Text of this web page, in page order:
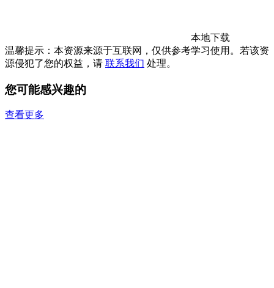
本地下载
温馨提示：本资源来源于互联网，仅供参考学习使用。若该资
源侵犯了您的权益，请 联系我们 处理。
您可能感兴趣的
查看更多